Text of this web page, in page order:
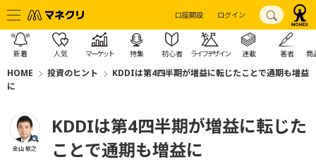
口座開設 ログイン
新着 人気 マーケット 特集 初心者 ライフデザイン 連載 著者 商
HOME 投資のヒント
KDDIは第4四半期が増益に転じたことで通期も増益
に
金山 敏之
KDDIは第4四半期が増益に転じた
ことで通期も増益に